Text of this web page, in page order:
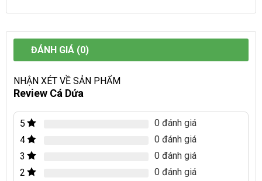
ĐÁNH GIÁ (0)
NHẬN XÉT VỀ SẢN PHẨM
Review Cá Dứa
5
0 đánh giá
4
0 đánh giá
3
0 đánh giá
2
0 đánh giá